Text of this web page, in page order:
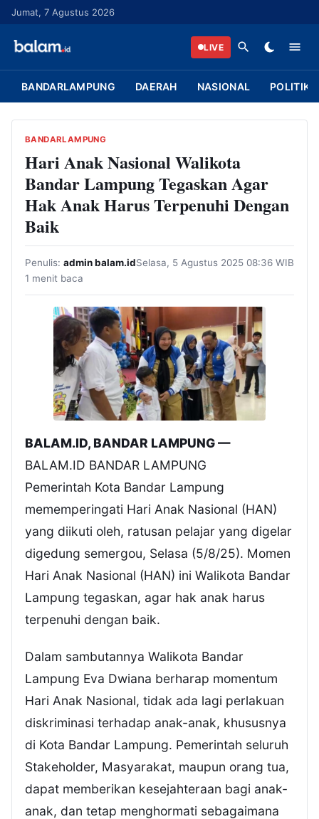
u
Jumat, 7 Agustus 2026
LIVE
BANDARLAMPUNG DAERAH NASIONAL POLITIK
BANDARLAMPUNG
Hari Anak Nasional Walikota
Bandar Lampung Tegaskan Agar
Hak Anak Harus Terpenuhi Dengan
Baik
Penulis: admin balam.idSelasa, 5 Agustus 2025 08:36 WIB
1 menit baca
BALAM.ID, BANDAR LAMPUNG —
BALAM.ID BANDAR LAMPUNG
Pemerintah Kota Bandar Lampung
mememperingati Hari Anak Nasional (HAN)
yang diikuti oleh, ratusan pelajar yang digelar
digedung semergou, Selasa (5/8/25). Momen
Hari Anak Nasional (HAN) ini Walikota Bandar
Lampung tegaskan, agar hak anak harus
terpenuhi dengan baik.
Dalam sambutannya Walikota Bandar
Lampung Eva Dwiana berharap momentum
Hari Anak Nasional, tidak ada lagi perlakuan
diskriminasi terhadap anak-anak, khususnya
di Kota Bandar Lampung. Pemerintah seluruh
Stakeholder, Masyarakat, maupun orang tua,
dapat memberikan kesejahteraan bagi anak-
anak, dan tetap menghormati sebagaimana